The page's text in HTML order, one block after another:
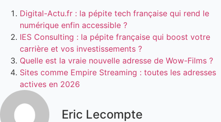
Digital-Actu.fr : la pépite tech française qui rend le
numérique enfin accessible ?
IES Consulting : la pépite française qui boost votre
carrière et vos investissements ?
Quelle est la vraie nouvelle adresse de Wow-Films ?
Sites comme Empire Streaming : toutes les adresses
actives en 2026
Eric Lecompte